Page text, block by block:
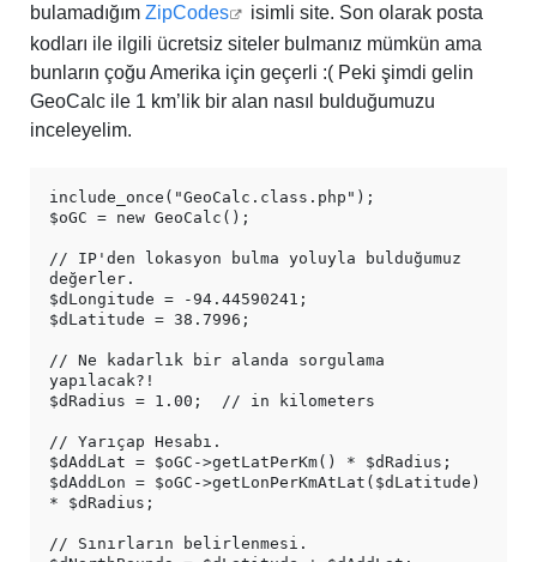
bulamadığım ZipCodes
isimli site. Son olarak posta
kodları ile ilgili ücretsiz siteler bulmanız mümkün ama
bunların çoğu Amerika için geçerli :( Peki şimdi gelin
GeoCalc ile 1 km’lik bir alan nasıl bulduğumuzu
inceleyelim.
include_once("GeoCalc.class.php");
$oGC = new GeoCalc();
// IP'den lokasyon bulma yoluyla bulduğumuz
değerler.
$dLongitude = -94.44590241;
$dLatitude = 38.7996;
// Ne kadarlık bir alanda sorgulama
yapılacak?!
$dRadius = 1.00;  // in kilometers
// Yarıçap Hesabı.
$dAddLat = $oGC->getLatPerKm() * $dRadius;
$dAddLon = $oGC->getLonPerKmAtLat($dLatitude)
* $dRadius;
// Sınırların belirlenmesi.